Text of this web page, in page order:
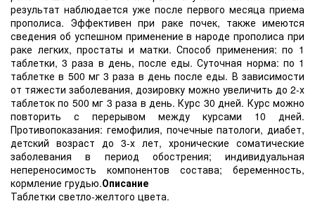
результат наблюдается уже после первого месяца приема
прополиса. Эффективен при раке почек, также имеются
сведения об успешном применение в народе прополиса при
раке легких, простаты и матки. Способ применения: по 1
таблетки, 3 раза в день, после еды. Суточная норма: по 1
таблетке в 500 мг 3 раза в день после еды. В зависимости
от тяжести заболевания, дозировку можно увеличить до 2-х
таблеток по 500 мг 3 раза в день. Курс 30 дней. Курс можно
повторить с перерывом между курсами 10 дней.
Противопоказания: гемофилия, почечные патологи, диабет,
детский возраст до 3-х лет, хронические соматические
заболевания в период обострения; индивидуальная
непереносимость компонентов состава; беременность,
кормление грудью.Описание
Таблетки светло-желтого цвета.